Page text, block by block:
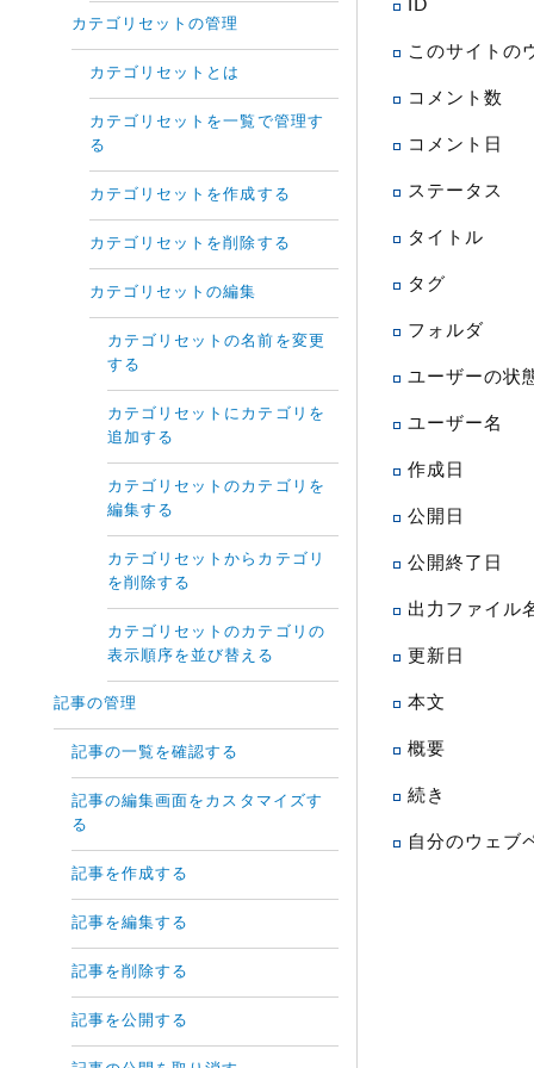
ID
このサイトの
コメント数
コメント日
ステータス
タイトル
タグ
フォルダ
ユーザーの状
ユーザー名
作成日
公開日
公開終了日
出力ファイル
更新日
本文
概要
続き
自分のウェブ
カテゴリセットの管理
カテゴリセットとは
カテゴリセットを一覧で管理す
る
カテゴリセットを作成する
カテゴリセットを削除する
カテゴリセットの編集
カテゴリセットの名前を変更
する
カテゴリセットにカテゴリを
追加する
カテゴリセットのカテゴリを
編集する
カテゴリセットからカテゴリ
を削除する
カテゴリセットのカテゴリの
表示順序を並び替える
記事の管理
記事の一覧を確認する
記事の編集画面をカスタマイズす
る
記事を作成する
記事を編集する
記事を削除する
記事を公開する